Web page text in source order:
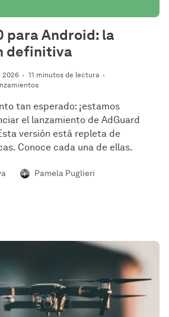
2026
11 minutos de lectura
para Android: la
definitiva
tan esperado: ¡estamos
el lanzamiento de AdGuard
versión está repleta de
Conoce cada una de ellas.
Pamela Puglieri